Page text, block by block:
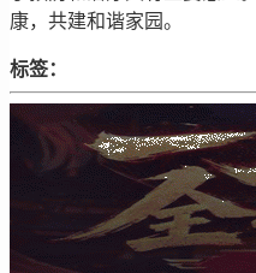
康，共建和谐家园。
标签：